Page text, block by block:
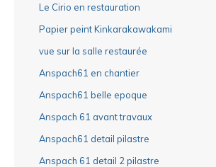
Le Cirio en restauration
Papier peint Kinkarakawakami
vue sur la salle restaurée
Anspach61 en chantier
Anspach61 belle epoque
Anspach 61 avant travaux
Anspach61 detail pilastre
Anspach 61 detail 2 pilastre